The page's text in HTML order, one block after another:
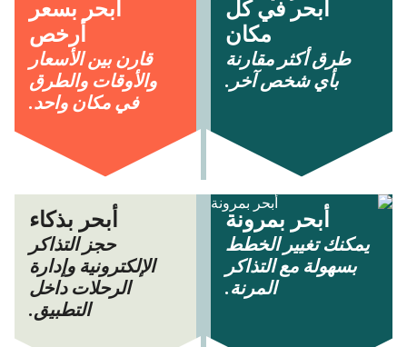
أبحر في كل
مكان
طرق أكثر مقارنة
بأي شخص آخر.
أبحر بسعر
أرخص
قارن بين الأسعار
والأوقات والطرق
في مكان واحد.
أبحر بمرونة
يمكنك تغيير الخطط
بسهولة مع التذاكر
المرنة.
أبحر بذكاء
حجز التذاكر
الإلكترونية وإدارة
الرحلات داخل
التطبيق.